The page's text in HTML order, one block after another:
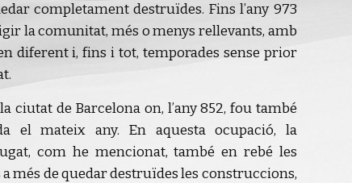
completament destruïdes. Fins l’any 973
la comunitat, més o menys rellevants, amb
diferent i, fins i tot, temporades sense prior
ciutat de Barcelona on, l’any 852, fou també
el mateix any. En aquesta ocupació, la
com he mencionat, també en rebé les
més de quedar destruïdes les construccions,